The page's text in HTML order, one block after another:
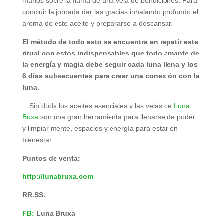
concluir la jornada dar las gracias inhalando profundo el
aroma de este aceite y prepararse a descansar.
El método de todo esto se encuentra en repetir este
ritual con estos indispensables que todo amante de
la energía y magia debe seguir cada luna llena y los
6 días subsecuentes para crear una conexión con la
luna.
…Sin duda los aceites esenciales y las velas de Luna
Buxason una gran herramienta para llenarse de poder
y limpiar mente, espacios y energía para estar en
bienestar.
Puntos de venta:
http://lunabruxa.com
RR.SS.
FB: Luna Bruxa